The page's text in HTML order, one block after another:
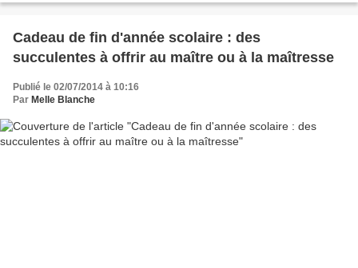
Cadeau de fin d'année scolaire : des
succulentes à offrir au maître ou à la maîtresse
Publié le 02/07/2014 à 10:16
Par Melle Blanche